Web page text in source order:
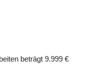
beträgt 9.999 €